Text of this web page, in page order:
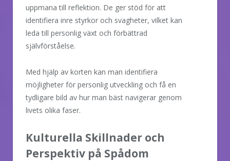
uppmana till reflektion. De ger stöd för att
identifiera inre styrkor och svagheter, vilket kan
leda till personlig växt och förbättrad
självförståelse.
Med hjälp av korten kan man identifiera
möjligheter för personlig utveckling och få en
tydligare bild av hur man bäst navigerar genom
livets olika faser.
Kulturella Skillnader och
Perspektiv på Spådom